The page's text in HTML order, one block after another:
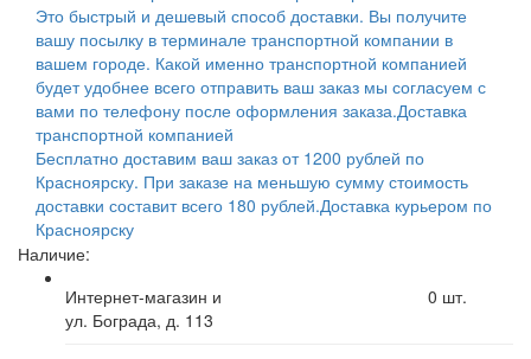
Это быстрый и дешевый способ доставки. Вы получите
вашу посылку в терминале транспортной компании в
вашем городе. Какой именно транспортной компанией
будет удобнее всего отправить ваш заказ мы согласуем с
вами по телефону после оформления заказа.Доставка
транспортной компанией
Бесплатно доставим ваш заказ от 1200 рублей по
Красноярску. При заказе на меньшую сумму стоимость
доставки составит всего 180 рублей.Доставка курьером по
Красноярску
Наличие:
Интернет-магазин и
ул. Бограда, д. 113
0 шт.